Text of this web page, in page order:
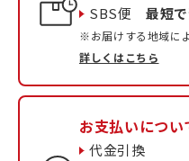
SBS便最短
※お届けする地域に
詳しくはこちら
お支払いについ
代金引換